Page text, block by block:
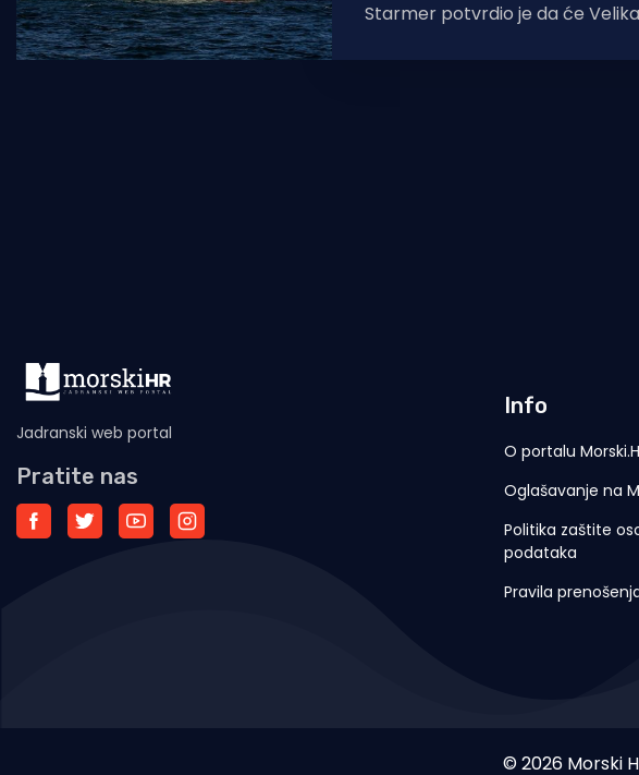
Starmer potvrdio je da će Velika
Cipru, zbog čega šalje
Jadranski web portal
Pratite nas
Info
O portalu
Oglašavanje na
Politika zaštite
podataka
Pravila
© 2026 Morski